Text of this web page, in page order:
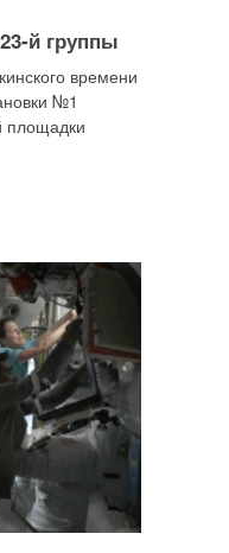
й группы
времени
№1
площадки